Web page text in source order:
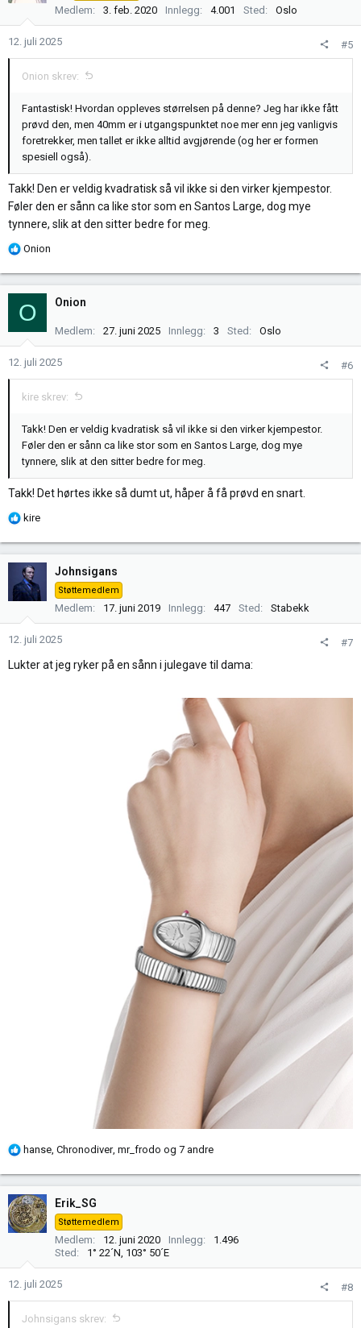
e
:
Medlem 3. feb. 2020 Innlegg 4.001 Sted Oslo
12. juli 2025 #5
Onion skrev:
Fantastisk! Hvordan oppleves størrelsen på denne? Jeg har ikke fått
prøvd den, men 40mm er i utgangspunktet noe mer enn jeg vanligvis
foretrekker, men tallet er ikke alltid avgjørende (og her er formen
spesiell også).
Takk! Den er veldig kvadratisk så vil ikke si den virker kjempestor.
Føler den er sånn ca like stor som en Santos Large, dog mye
tynnere, slik at den sitter bedre for meg.
R
k
s
n
e
r
Onion
O Onion
Medlem 27. juni 2025 Innlegg 3 Sted Oslo
12. juli 2025 #6
kire skrev:
Takk! Den er veldig kvadratisk så vil ikke si den virker kjempestor.
Føler den er sånn ca like stor som en Santos Large, dog mye
tynnere, slik at den sitter bedre for meg.
Takk! Det hørtes ikke så dumt ut, håper å få prøvd en snart.
R
k
s
j
e
r
kire
Johnsigans
Støttemedlem
Medlem 17. juni 2019 Innlegg 447 Sted Stabekk
12. juli 2025 #7
Lukter at jeg ryker på en sånn i julegave til dama:
R
k
s
j
e
r
hanse, Chronodiver, mr_frodo og 7 andre
Erik_SG
Støttemedlem
Medlem 12. juni 2020 Innlegg
1.496
Sted
1° 22´N, 103° 50´E
12. juli 2025 #8
Johnsigans skrev: